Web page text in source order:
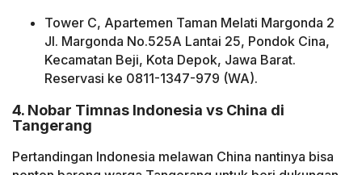
Tower C, Apartemen Taman Melati Margonda 2
Jl. Margonda No.525A Lantai 25, Pondok Cina,
Kecamatan Beji, Kota Depok, Jawa Barat.
Reservasi ke 0811-1347-979 (WA).
4. Nobar Timnas Indonesia vs China di
Tangerang
Pertandingan Indonesia melawan China nantinya bisa